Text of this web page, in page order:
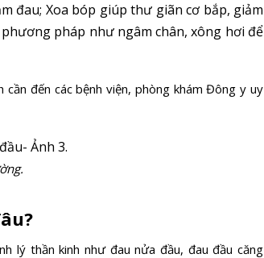
đau; Xoa bóp giúp thư giãn cơ bắp, giảm
pháp như ngâm chân, xông hơi để
đến các bệnh viện, phòng khám Đông y uy
lý thần kinh như đau nửa đầu, đau đầu căng